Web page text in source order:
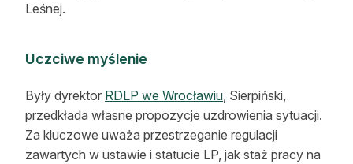
Leśnej.
Uczciwe myślenie
Były dyrektor RDLP we Wrocławiu, Sierpiński,
przedkłada własne propozycje uzdrowienia sytuacji.
Za kluczowe uważa przestrzeganie regulacji
zawartych w ustawie i statucie LP, jak staż pracy na